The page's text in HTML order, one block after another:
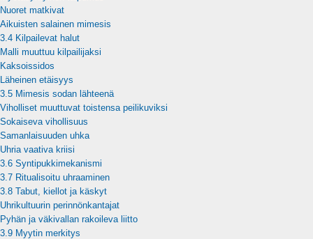
Nuoret matkivat
Aikuisten salainen mimesis
3.4 Kilpailevat halut
Malli muuttuu kilpailijaksi
Kaksoissidos
Läheinen etäisyys
3.5 Mimesis sodan lähteenä
Viholliset muuttuvat toistensa peilikuviksi
Sokaiseva vihollisuus
Samanlaisuuden uhka
Uhria vaativa kriisi
3.6 Syntipukkimekanismi
3.7 Ritualisoitu uhraaminen
3.8 Tabut, kiellot ja käskyt
Uhrikultuurin perinnönkantajat
Pyhän ja väkivallan rakoileva liitto
3.9 Myytin merkitys